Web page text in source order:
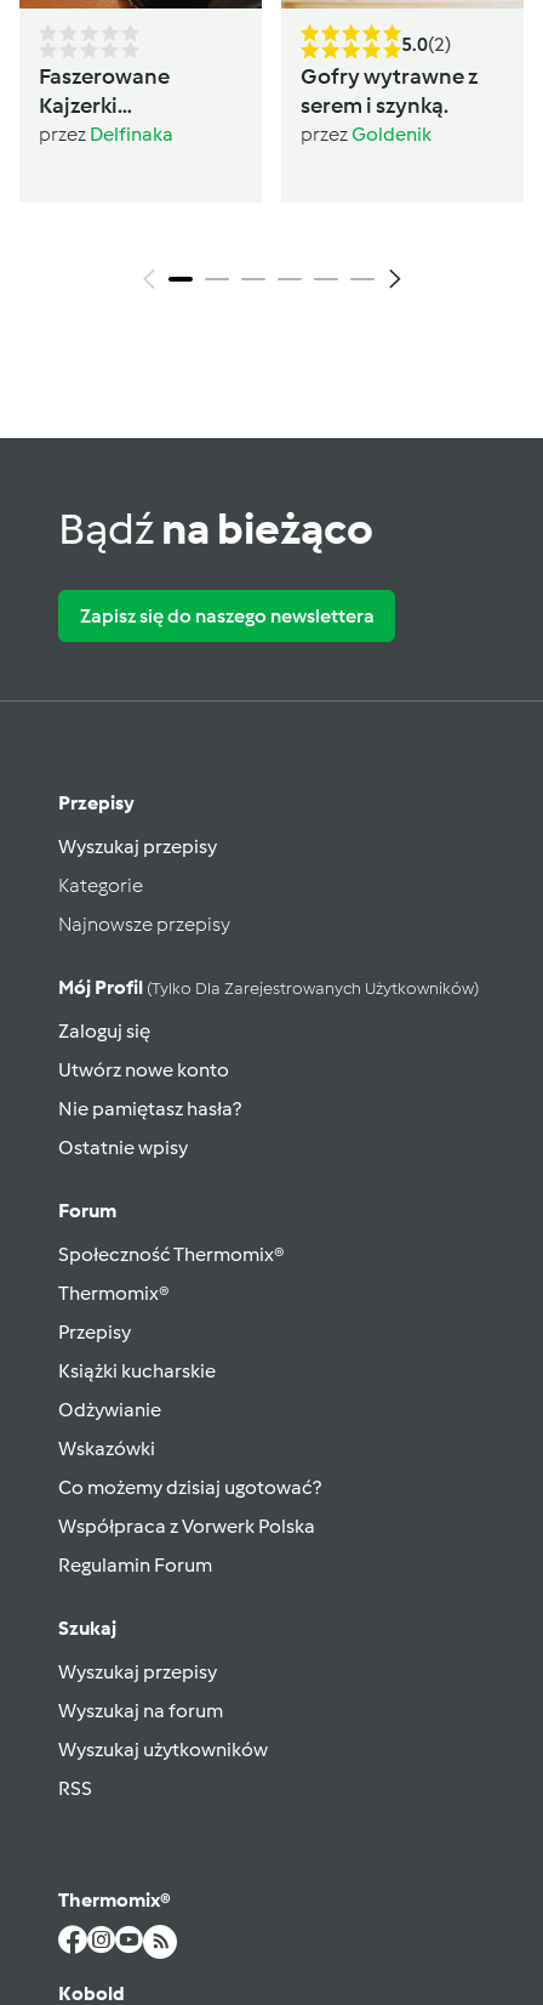
Faszerowane
Kajzerki
PoliczonaSzama
przez Delfinaka
5.0(2)
Gofry wytrawne z
serem i szynką.
przezGoldenik
Bądźna bieżąco
Zapisz się do naszego newslettera
Przepisy
Wyszukaj przepisy
Kategorie
Najnowsze przepisy
Mój Profil (tylko Dla Zarejestrowanych Użytkowników)
Zaloguj się
Utwórz nowe konto
Nie pamiętasz hasła?
Ostatnie wpisy
Forum
Społeczność Thermomix®
Thermomix®
Przepisy
Książki kucharskie
Odżywianie
Wskazówki
Co możemy dzisiaj ugotować?
Współpraca z Vorwerk Polska
Regulamin Forum
Szukaj
Wyszukaj przepisy
Wyszukaj na forum
Wyszukaj użytkowników
RSS
Thermomix®
Kobold